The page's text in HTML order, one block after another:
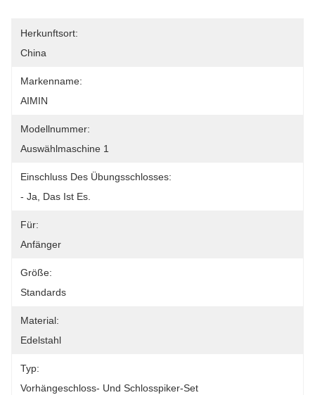
Herkunftsort:
China
Markenname:
AIMIN
Modellnummer:
Auswählmaschine 1
Einschluss Des Übungsschlosses:
- Ja, Das Ist Es.
Für:
Anfänger
Größe:
Standards
Material:
Edelstahl
Typ:
Vorhängeschloss- Und Schlosspiker-Set